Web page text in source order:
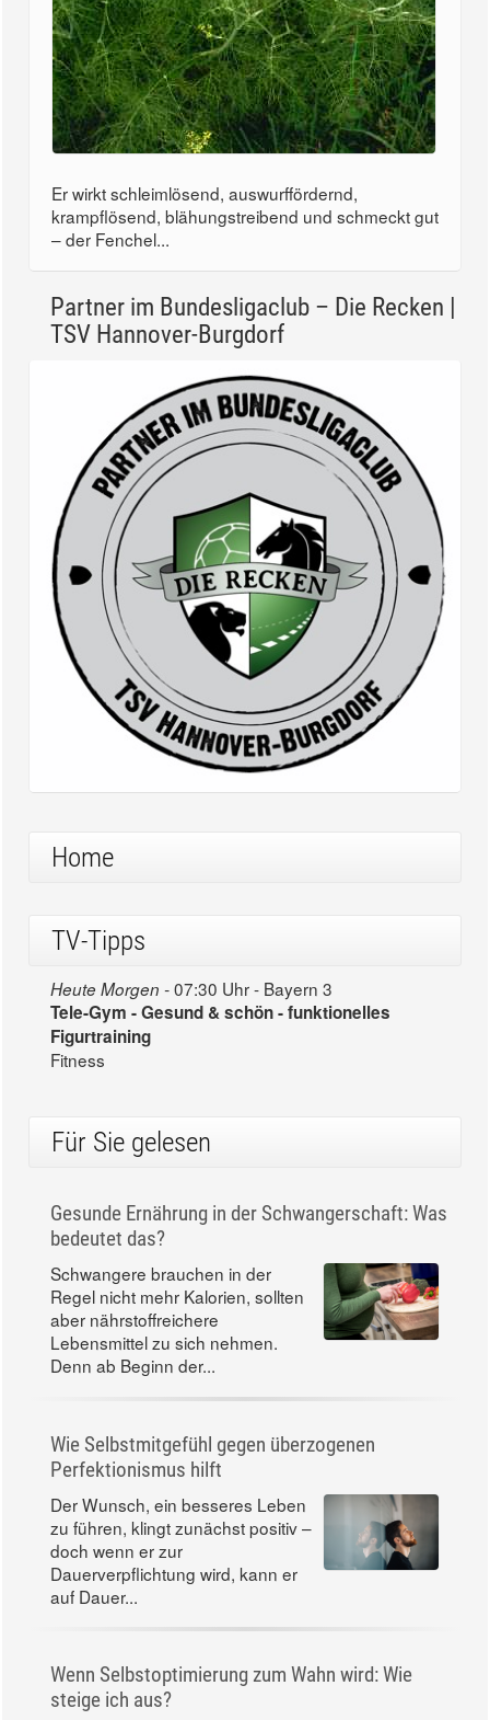
Er wirkt schleimlösend, auswurffördernd,
krampflösend, blähungstreibend und schmeckt gut
– der Fenchel...
Partner im Bundesligaclub – Die Recken |
TSV Hannover-Burgdorf
Home
TV-Tipps
Heute Morgen -07:30 Uhr - Bayern 3
Tele-Gym - Gesund & schön - funktionelles
Figurtraining
Fitness
Für Sie gelesen
Gesunde Ernährung in der Schwangerschaft: Was
bedeutet das?
Schwangere brauchen in der
Regel nicht mehr Kalorien, sollten
aber nährstoffreichere
Lebensmittel zu sich nehmen.
Denn ab Beginn der...
Wie Selbstmitgefühl gegen überzogenen
Perfektionismus hilft
Der Wunsch, ein besseres Leben
zu führen, klingt zunächst positiv –
doch wenn er zur
Dauerverpflichtung wird, kann er
auf Dauer...
Wenn Selbstoptimierung zum Wahn wird: Wie
steige ich aus?